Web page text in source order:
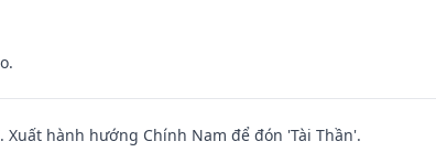
hành hướng Chính Nam để đón 'Tài Thần'.